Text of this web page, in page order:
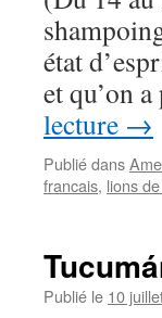
état
et qu’on
lecture →
Publié dans
francais, lions
Publié le 10